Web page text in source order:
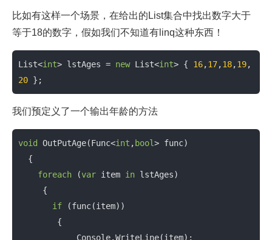
比如有这样一个场景，在给出的List集合中找出数字大于
等于18的数字，假如我们不知道有linq这种东西！
List<int> lstAges = new List<int> { 16,17,18,19,
20 };
我们预定义了一个输出年龄的方法
void OutPutAge(Func<int , bool> func)
foreach (var item in lstAges)
if (func(item))